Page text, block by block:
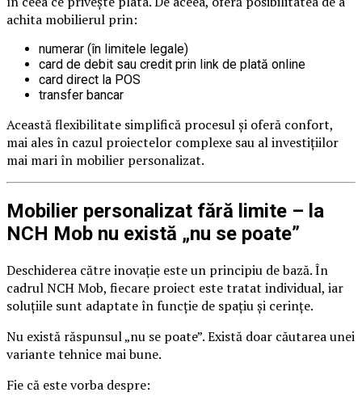
achita mobilierul prin:
numerar (în limitele legale)
card de debit sau credit prin link de plată online
card direct la POS
transfer bancar
Această flexibilitate simplifică procesul și oferă confort,
mai ales în cazul proiectelor complexe sau al investițiilor
mai mari în mobilier personalizat.
Mobilier personalizat fără limite – la
NCH Mob nu există „nu se poate”
Deschiderea către inovație este un principiu de bază. În
cadrul NCH Mob, fiecare proiect este tratat individual, iar
soluțiile sunt adaptate în funcție de spațiu și cerințe.
Nu există răspunsul „nu se poate”. Există doar căutarea unei
variante tehnice mai bune.
Fie că este vorba despre: